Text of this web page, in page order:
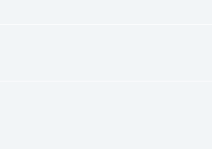
aeroportuale è un servizio